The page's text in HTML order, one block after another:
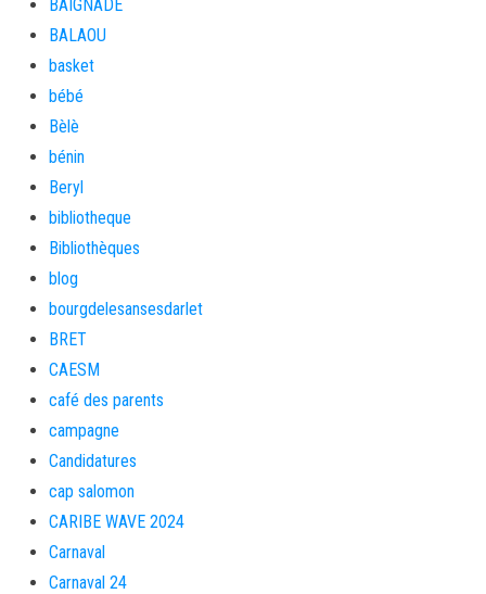
BAIGNADE
BALAOU
basket
bébé
Bèlè
bénin
Beryl
bibliotheque
Bibliothèques
blog
bourgdelesansesdarlet
BRET
CAESM
café des parents
campagne
Candidatures
cap salomon
CARIBE WAVE 2024
Carnaval
Carnaval 24